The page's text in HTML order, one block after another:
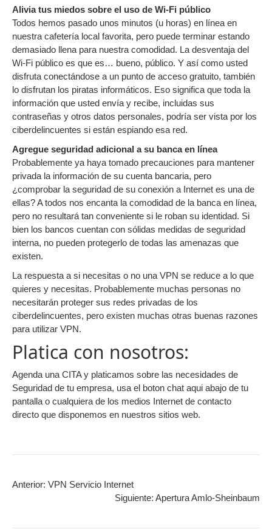
Alivia tus miedos sobre el uso de Wi-Fi público
Todos hemos pasado unos minutos (u horas) en línea en
nuestra cafetería local favorita, pero puede terminar estando
demasiado llena para nuestra comodidad. La desventaja del
Wi-Fi público es que es… bueno, público. Y así como usted
disfruta conectándose a un punto de acceso gratuito, también
lo disfrutan los piratas informáticos. Eso significa que toda la
información que usted envía y recibe, incluidas sus
contraseñas y otros datos personales, podría ser vista por los
ciberdelincuentes si están espiando esa red.
Agregue seguridad adicional a su banca en línea
Probablemente ya haya tomado precauciones para mantener
privada la información de su cuenta bancaria, pero
¿comprobar la seguridad de su conexión a Internet es una de
ellas? A todos nos encanta la comodidad de la banca en línea,
pero no resultará tan conveniente si le roban su identidad. Si
bien los bancos cuentan con sólidas medidas de seguridad
interna, no pueden protegerlo de todas las amenazas que
existen.
La respuesta a si necesitas o no una VPN se reduce a lo que
quieres y necesitas. Probablemente muchas personas no
necesitarán proteger sus redes privadas de los
ciberdelincuentes, pero existen muchas otras buenas razones
para utilizar VPN.
Platica con nosotros:
Agenda una CITA y platicamos sobre las necesidades de
Seguridad de tu empresa, usa el boton chat aqui abajo de tu
pantalla o cualquiera de los medios Internet de contacto
directo que disponemos en nuestros sitios web.
Anterior: VPN Servicio Internet
Siguiente: Apertura Amlo-Sheinbaum